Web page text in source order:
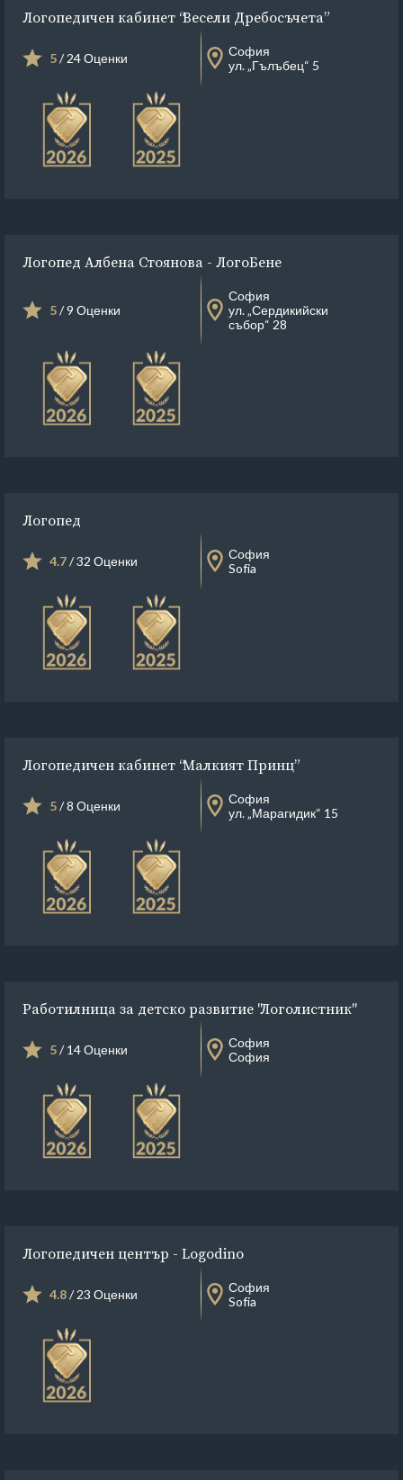
Логопедичен кабинет “Весели Дребосъчета”
5/ 24 Оценки
София
ул. „Гълъбец“ 5
Логопед Албена Стоянова - ЛогоБене
5/ 9 Оценки
София
ул. „Сердикийски
събор“ 28
Логопед
4.7/ 32 Оценки
София
Sofia
Логопедичен кабинет “Малкият Принц”
5/ 8 Оценки
София
ул. „Марагидик“ 15
Работилница за детско развитие "Логолистник"
5/ 14 Оценки
София
София
Логопедичeн център - Logodino
4.8/ 23 Оценки
София
Sofia